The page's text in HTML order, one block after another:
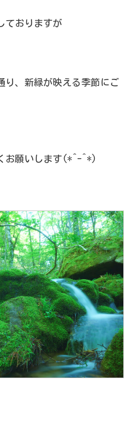
ておりますが
り、新緑が映える季節にご
お願いします(*^-^*)